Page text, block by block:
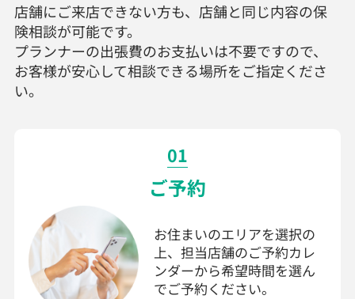
店舗にご来店できない方も、店舗と同じ内容の保
険相談が可能です。
プランナーの出張費のお支払いは不要ですので、
お客様が安心して相談できる場所をご指定くださ
い。
01
ご予約
お住まいのエリアを選択の
上、担当店舗のご予約カレ
ンダーから希望時間を選ん
でご予約ください。